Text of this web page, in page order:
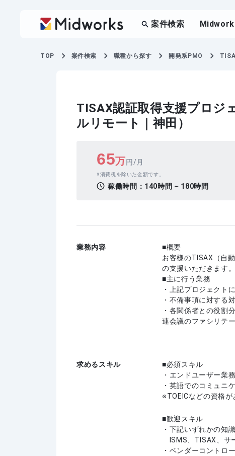
案件検索
TOP 案件検索 職種から探す 開発系PMO
TISAX認証取得支援プロジ
ルリモート｜神田）
65万円/月
消費税を除いた金額です。
稼働時間： 140時間 ~ 180時間
業務内容
■概要
お客様のTISAX（自
の支援いただきます。
■主に行う業務
・上記プロジェクト
・不備事項に対する
・各関係者との役割
連会議のファシリテ
求めるスキル
必須スキル
・エンドユーザー業
・英語でのコミュニ
※TOEICなどの資格が
歓迎スキル
・下記いずれかの知
ISMS、TISAX、サ
・ベンダーコントロ